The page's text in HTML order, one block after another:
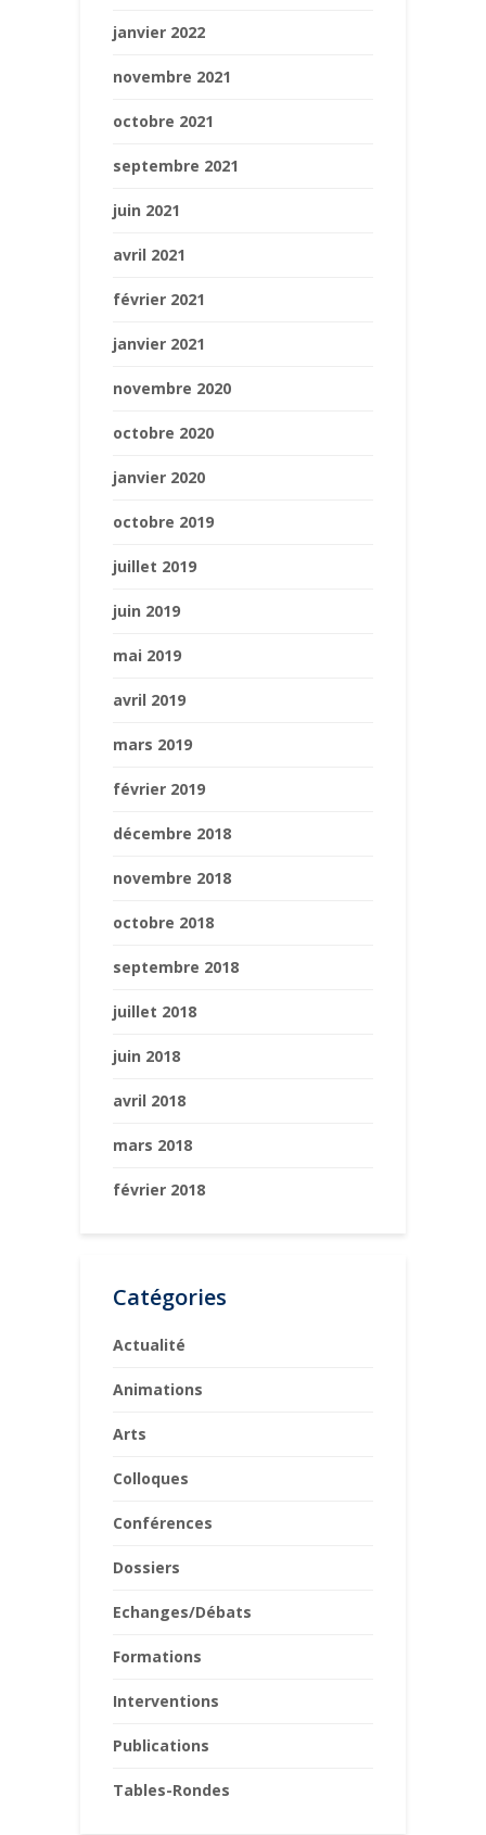
janvier 2022
novembre 2021
octobre 2021
septembre 2021
juin 2021
avril 2021
février 2021
janvier 2021
novembre 2020
octobre 2020
janvier 2020
octobre 2019
juillet 2019
juin 2019
mai 2019
avril 2019
mars 2019
février 2019
décembre 2018
novembre 2018
octobre 2018
septembre 2018
juillet 2018
juin 2018
avril 2018
mars 2018
février 2018
Catégories
Actualité
Animations
Arts
Colloques
Conférences
Dossiers
Echanges/Débats
Formations
Interventions
Publications
Tables-Rondes